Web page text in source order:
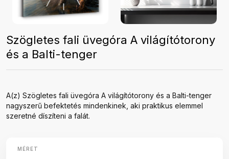
Szögletes fali üvegóra A világítótorony
és a Balti-tenger
A(z) Szögletes fali üvegóra A világítótorony és a Balti-tenger
nagyszerű befektetés mindenkinek, aki praktikus elemmel
szeretné díszíteni a falát.
MÉRET